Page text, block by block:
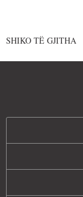
SHIKO TË GJITHA